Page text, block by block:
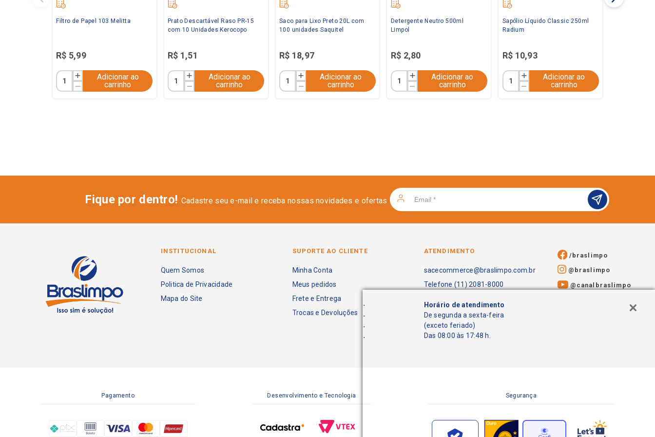
.
.
.
.
Filtro de Papel 103 Melitta
R$ 5,99
Adicionar ao
carrinho
Prato Descartável Raso PR-15
com 10 Unidades Kerocopo
R$ 1,51
Adicionar ao
carrinho
Saco para Lixo Preto 20L com
100 unidades Saquitel
R$ 18,97
Adicionar ao
carrinho
Detergente Neutro 500ml
Limpol
R$ 2,80
Adicionar ao
carrinho
Sapólio Líquido Classic 250ml
Radium
R$ 10,93
Adicionar ao
carrinho
Fique por dentro! Cadastre seu e-mail e receba nossas novidades e ofertas
INSTITUCIONAL
Quem Somos
Politica de Privacidade
Mapa do Site
SUPORTE AO CLIENTE
Minha Conta
Meus pedidos
Frete e Entrega
Trocas e Devoluções
ATENDIMENTO
sacecommerce@braslimpo.com.br
Telefone (11) 2081-8000
Horário de atendimento
De segunda a sexta-feira
(exceto feriado)
Das 08:00 às 17:48 h.
/braslimpo
@braslimpo
@canalbraslimpo​
Pagamento Desenvolvimento e Tecnologia Segurança